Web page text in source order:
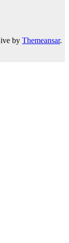
by Themeansar.